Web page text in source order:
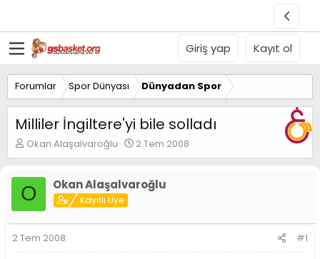
Giriş yap Kayıt ol
Forumlar Spor Dünyası Dünyadan Spor
Milliler İngiltere'yi bile solladı
K
o
u
B
a
ş
Okan Alaşalvaroğlu
B
a
l
g
2 Tem 2008
O Okan Alaşalvaroğlu
Kayıtlı Üye
2 Tem 2008 #1